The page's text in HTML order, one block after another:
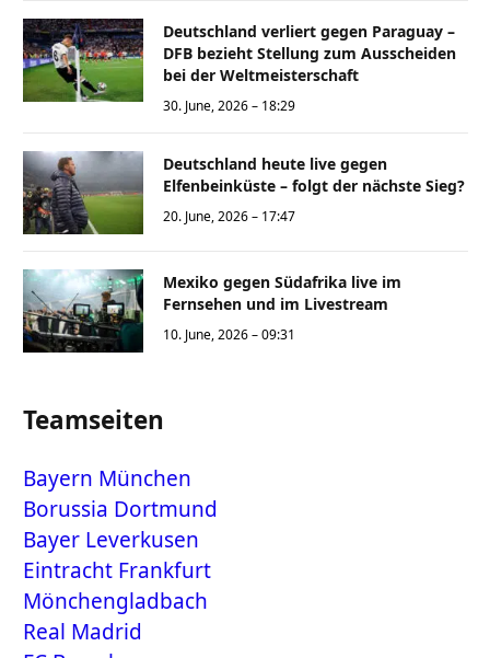
Deutschland verliert gegen Paraguay –
DFB bezieht Stellung zum Ausscheiden
bei der Weltmeisterschaft
30. June, 2026 – 18:29
Deutschland heute live gegen
Elfenbeinküste – folgt der nächste Sieg?
20. June, 2026 – 17:47
Mexiko gegen Südafrika live im
Fernsehen und im Livestream
10. June, 2026 – 09:31
Teamseiten
Bayern München
Borussia Dortmund
Bayer Leverkusen
Eintracht Frankfurt
Mönchengladbach
Real Madrid